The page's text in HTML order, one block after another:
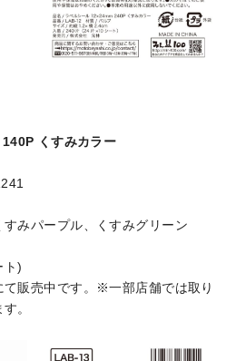
くすみカラー
みパープル、くすみグリーン
ト)
販売中です。※一部店舗では取り
。